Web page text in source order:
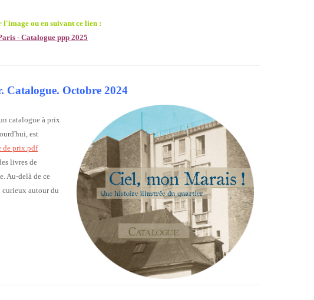
ou en suivant ce lien :
- Catalogue ppp 2025
Catalogue. Octobre 2024
catalogue à prix
est
de prix.pdf
livres de
Au-delà de ce
curieux autour du